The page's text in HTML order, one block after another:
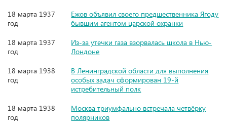
18 марта 1937
год
Ежов объявил своего предшественника Ягоду
бывшим агентом царской охранки
18 марта 1937
год
Из-за утечки газа взорвалась школа в Нью-
Лондоне
18 марта 1938
год
В Ленинградской области для выполнения
особых задач сформирован 19-й
истребительный полк
18 марта 1938
год
Москва триумфально встречала четвёрку
полярников